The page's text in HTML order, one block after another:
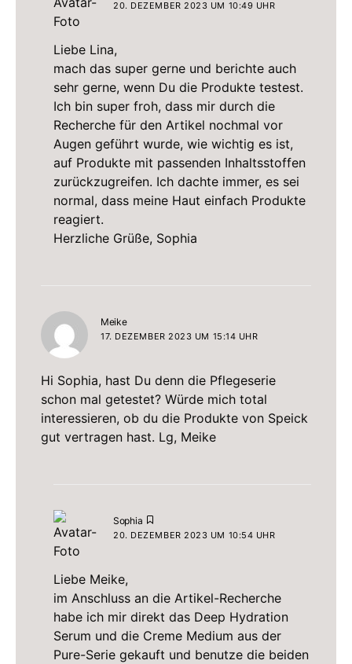
20. DEZEMBER 2023 UM 10:49 UHR
Liebe Lina,
mach das super gerne und berichte auch
sehr gerne, wenn Du die Produkte testest.
Ich bin super froh, dass mir durch die
Recherche für den Artikel nochmal vor
Augen geführt wurde, wie wichtig es ist,
auf Produkte mit passenden Inhaltsstoffen
zurückzugreifen. Ich dachte immer, es sei
normal, dass meine Haut einfach Produkte
reagiert.
Herzliche Grüße, Sophia
Meikesagt:
17. DEZEMBER 2023 UM 15:14 UHR
Hi Sophia, hast Du denn die Pflegeserie
schon mal getestet? Würde mich total
interessieren, ob du die Produkte von Speick
gut vertragen hast. Lg, Meike
Sophia
20. DEZEMBER 2023 UM 10:54 UHR
Liebe Meike,
im Anschluss an die Artikel-Recherche
habe ich mir direkt das Deep Hydration
Serum und die Creme Medium aus der
Pure-Serie gekauft und benutze die beiden